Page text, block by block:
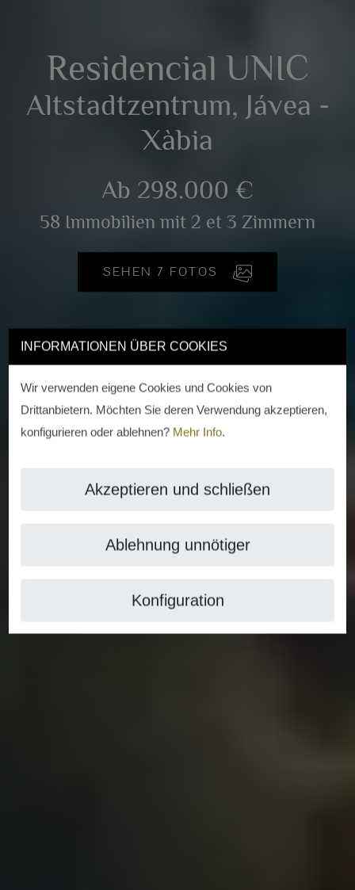
INFORMATIONEN ÜBER COOKIES
Wir verwenden eigene Cookies und Cookies von
Drittanbietern. Möchten Sie deren Verwendung akzeptieren,
konfigurieren oder ablehnen? Mehr Info.
Akzeptieren und schließen
Ablehnung unnötiger
Konfiguration
Residencial UNIC
Altstadtzentrum, Jávea -
Xàbia
Ab 298.000 €
58 Immobilien mit 2 et 3 Zimmern
SEHEN 7 FOTOS